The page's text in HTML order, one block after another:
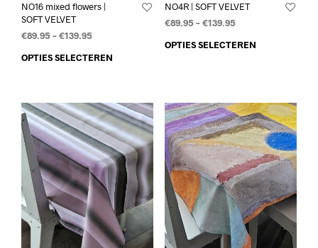
NO16 mixed flowers |
SOFT VELVET
€89.95–€139.95
OPTIES SELECTEREN
NO4R | SOFT VELVET
€89.95–€139.95
OPTIES SELECTEREN